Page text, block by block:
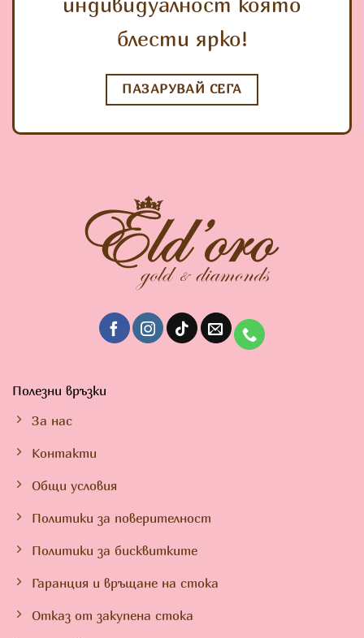
блести ярко!
ПАЗАРУВАЙ СЕГА
Полезни връзки
За нас
Контакти
Общи условия
Политики за поверителност
Политики за бисквитките
Гаранция и връщане на стока
Отказ от закупена стока